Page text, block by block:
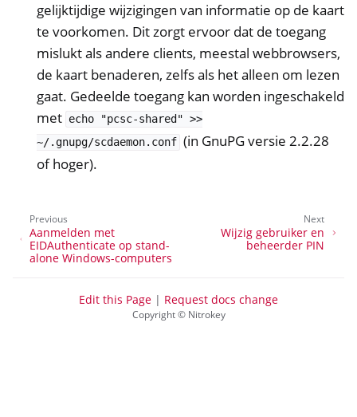
gelijktijdige wijzigingen van informatie op de kaart
te voorkomen. Dit zorgt ervoor dat de toegang
mislukt als andere clients, meestal webbrowsers,
de kaart benaderen, zelfs als het alleen om lezen
gaat. Gedeelde toegang kan worden ingeschakeld
met echo "pcsc-shared" >>
~/.gnupg/scdaemon.conf (in GnuPG versie 2.2.28
of hoger).
Next
Wijzig gebruiker en
beheerder PIN
Previous
Aanmelden met
EIDAuthenticate op stand-
alone Windows-computers
Copyright © Nitrokey
Edit this Page | Request docs change